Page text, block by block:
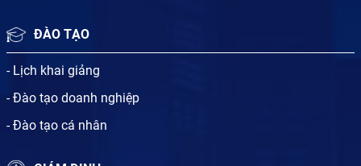
ĐÀO TẠO
- Lịch khai giảng
- Đào tạo doanh nghiệp
- Đào tạo cá nhân